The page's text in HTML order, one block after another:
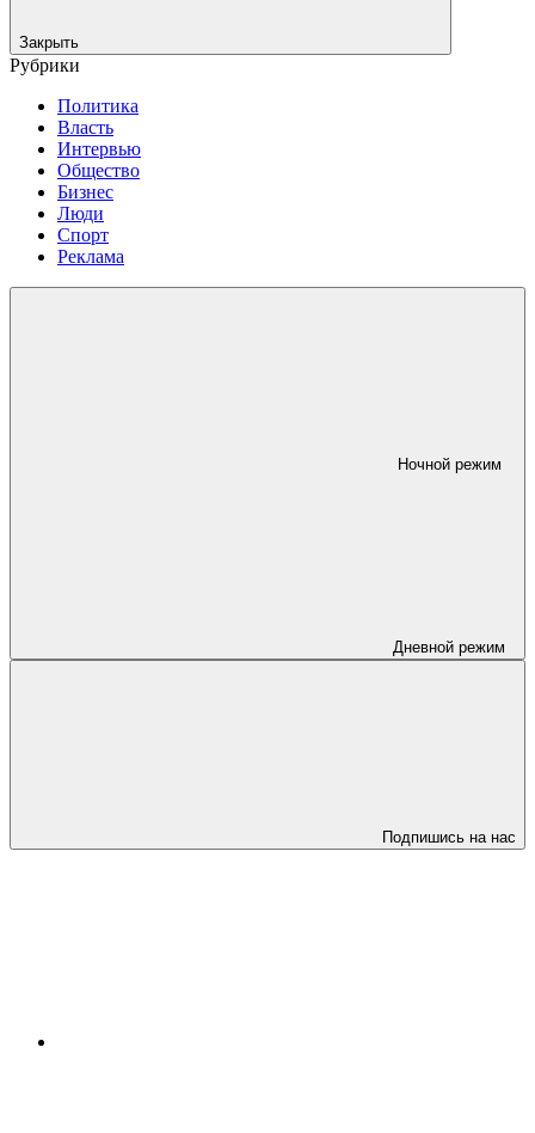
Закрыть
Рубрики
Политика
Власть
Интервью
Общество
Бизнес
Люди
Спорт
Реклама
Ночной режим
Дневной режим
Подпишись на нас